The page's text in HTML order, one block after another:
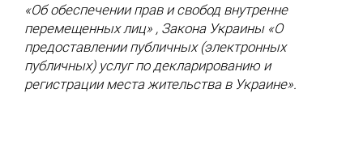
«Об обеспечении прав и свобод внутренне
перемещенных лиц» , Закона Украины «О
предоставлении публичных (электронных
публичных) услуг по декларированию и
регистрации места жительства в Украине».